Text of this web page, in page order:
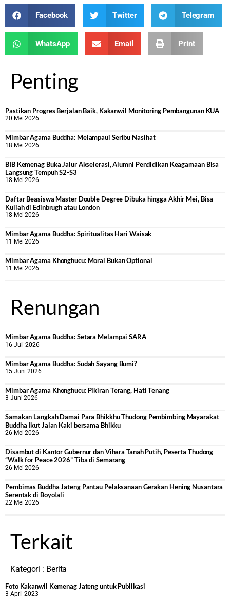
Facebook Twitter Telegram
WhatsApp Email Print
Penting
Pastikan Progres Berjalan Baik, Kakanwil Monitoring Pembangunan KUA
20 Mei 2026
Mimbar Agama Buddha: Melampaui Seribu Nasihat
18 Mei 2026
BIB Kemenag Buka Jalur Akselerasi, Alumni Pendidikan Keagamaan Bisa
Langsung Tempuh S2-S3
18 Mei 2026
Daftar Beasiswa Master Double Degree Dibuka hingga Akhir Mei, Bisa
Kuliah di Edinbrugh atau London
18 Mei 2026
Mimbar Agama Buddha: Spiritualitas Hari Waisak
11 Mei 2026
Mimbar Agama Khonghucu: Moral Bukan Optional
11 Mei 2026
Renungan
Mimbar Agama Buddha: Setara Melampai SARA
16 Juli 2026
Mimbar Agama Buddha: Sudah Sayang Bumi?
15 Juni 2026
Mimbar Agama Khonghucu: Pikiran Terang, Hati Tenang
3 Juni 2026
Samakan Langkah Damai Para Bhikkhu Thudong Pembimbing Mayarakat
Buddha Ikut Jalan Kaki bersama Bhikku
26 Mei 2026
Disambut di Kantor Gubernur dan Vihara Tanah Putih, Peserta Thudong
“Walk for Peace 2026” Tiba di Semarang
26 Mei 2026
‎Pembimas Buddha Jateng Pantau Pelaksanaan Gerakan Hening Nusantara
Serentak di Boyolali
22 Mei 2026
Terkait
Kategori : Berita
Foto Kakanwil Kemenag Jateng untuk Publikasi
3 April 2023